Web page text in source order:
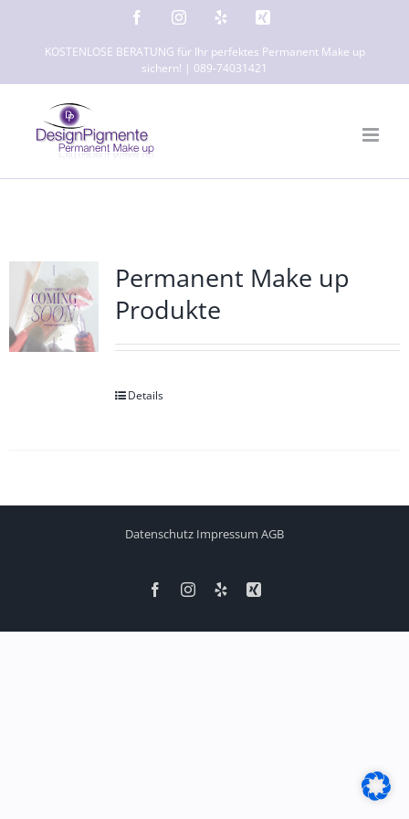
FacebookInstagram
KOSTENLOSE BERATUNG für Ihr perfektes Permanent Make up
sichern! | 089-74031421
Permanent Make up
Produkte
Details
Datenschutz Impressum AGB
FacebookInstagram
Yelp Xing